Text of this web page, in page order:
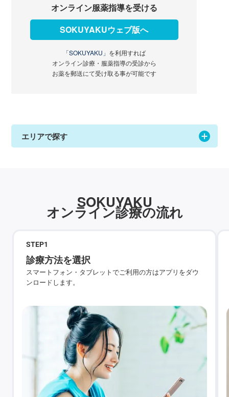
オンライン服薬指導を受ける
SOKUYAKUウェブ版へ
「SOKUYAKU」 を利用すれば
オンライン診療・服薬指導の受診から
お薬を郵送にて受け取る事が可能です
エリアで探す
SOKUYAKU
オンライン診療の流れ
STEP1
診療方法を選択
スマートフォン・タブレットでご利用の方はアプリをダウ
ンロードします。